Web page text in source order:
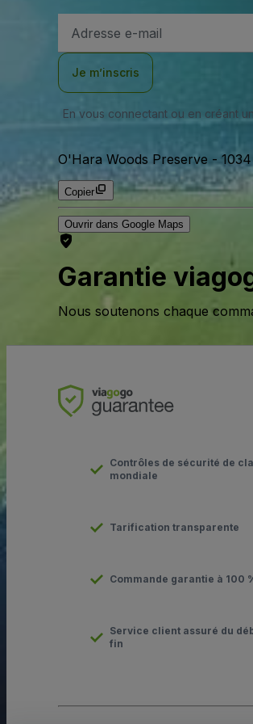
e-
Je m’inscris
En vous connectant ou en créant
O'Hara Woods Preserve -
Copier
Ouvrir dans Google Maps
Garantie
Nous soutenons chaque
Contrôles de sécurité de
mondiale
Tarification transparente
Commande garantie à 100
Service client assuré du
fin